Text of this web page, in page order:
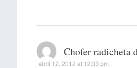
Chofer radicheta
abril 12, 2012 at 12:33 pm